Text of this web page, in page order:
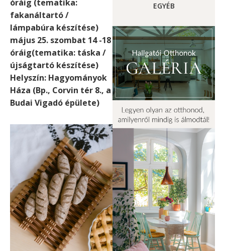
óráig (tematika:
fakanáltartó /
lámpabúra készítése)
május 25. szombat 14 -18
óráig(tematika: táska /
újságtartó készítése)
Helyszín: Hagyományok
Háza (Bp., Corvin tér 8., a
Budai Vigadó épülete)
EGYÉB